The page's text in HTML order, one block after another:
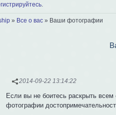
» Все о вас » Ваши фотографии
2014-09-22 13:14:22
Если вы не боитесь раскрыть
фотографии